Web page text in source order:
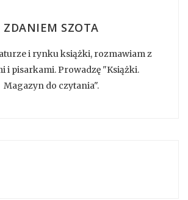
ZDANIEM SZOTA
i rynku książki, rozmawiam z
i pisarkami. Prowadzę "Książki.
Magazyn do czytania".